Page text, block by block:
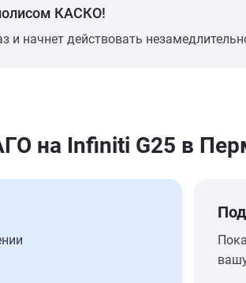
КАСКО!
и начнет действовать
на Infiniti G25 в